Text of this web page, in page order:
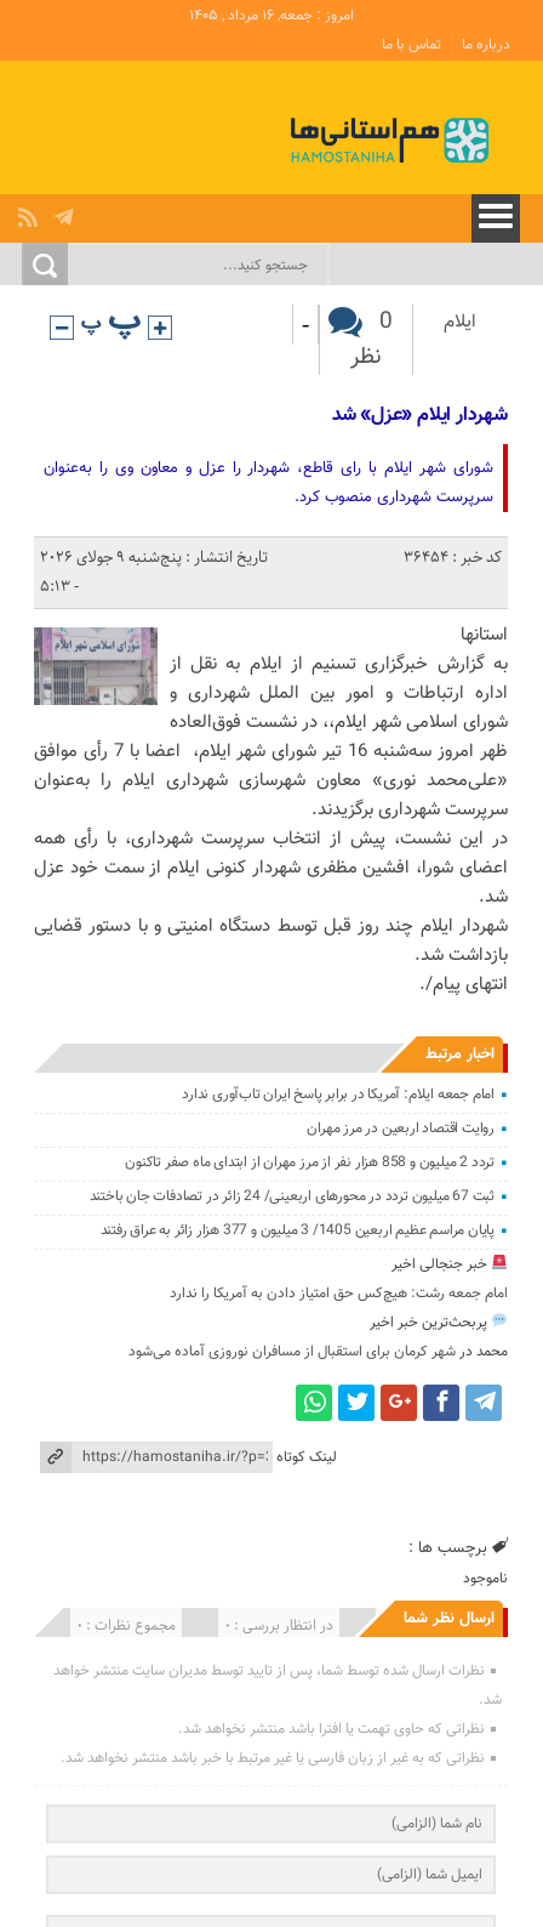
امروز : جمعه, ۱۶ مرداد , ۱۴۰۵
درباره ما
تماس با ما
ایلام
0
نظر
-
شهردار ایلام «عزل» شد
شورای شهر ایلام با رای قاطع، شهردار را عزل و معاون وی را به‌عنوان
سرپرست شهرداری منصوب کرد.
کد خبر : 36454
تاریخ انتشار : پنج‌شنبه 9 جولای 2026
- 5:13
استانها
به گزارش خبرگزاری تسنیم از ایلام به نقل از
‌اداره ارتباطات و امور بین الملل شهرداری و
شورای اسلامی شهر ایلام،، در نشست فوق‌العاده
ظهر امروز سه‌شنبه 16 تیر شورای شهر ایلام، اعضا با 7 رأی موافق
«علی‌محمد نوری» معاون شهرسازی شهرداری ایلام را به‌عنوان
سرپرست شهرداری برگزیدند.
در این نشست، پیش از انتخاب سرپرست شهرداری، با رأی همه
اعضای شورا، افشین مظفری شهردار کنونی ایلام از سمت خود عزل
شد.
شهردار ایلام چند روز قبل توسط دستگاه امنیتی و با دستور قضایی
بازداشت شد.‌‌
انتهای پیام/.
اخبار مرتبط
امام جمعه ایلام: آمریکا در برابر پاسخ ایران تاب‌آوری ندارد
روایت اقتصاد اربعین در مرز مهران
تردد 2 میلیون و 858 هزار نفر از مرز مهران از ابتدای ماه صفر تاکنون
‌‌ثبت 67 میلیون تردد در محورهای اربعینی/ 24 زائر در تصادفات جان باختند
پایان مراسم عظیم اربعین 1405/ ‌3 میلیون و 377 ‌هزار زائر به عراق رفتند
خبر جنجالی اخیر
امام جمعه رشت: هیچ‌کس حق امتیاز دادن به آمریکا را ندارد
پربحث‌ترین خبر اخیر
محمد درشهر کرمان برای استقبال از مسافران نوروزی آماده می‌شود
لینک کوتاه
برچسب ها :
ناموجود
ارسال نظر شما مجموع نظرات : 0 در انتظار بررسی : 0 انتشار یافته : 0
نظرات ارسال شده توسط شما، پس از تایید توسط مدیران سایت منتشر خواهد
شد.
نظراتی که حاوی تهمت یا افترا باشد منتشر نخواهد شد.
نظراتی که به غیر از زبان فارسی یا غیر مرتبط با خبر باشد منتشر نخواهد شد.